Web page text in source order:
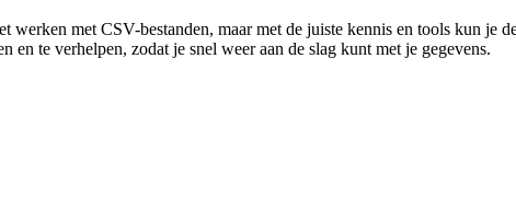
met CSV-bestanden, maar met de juiste kennis en tools kun je
te verhelpen, zodat je snel weer aan de slag kunt met je gegevens.